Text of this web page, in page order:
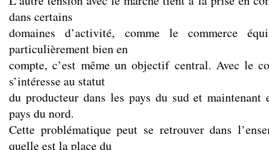
dans certains
domaines d’activité, comme le commerce
particulièrement bien en
compte, c’est même un objectif central. Avec le
s’intéresse au statut
du producteur dans les pays du sud et maintenant
pays du nord.
Cette problématique peut se retrouver dans
quelle est la place du